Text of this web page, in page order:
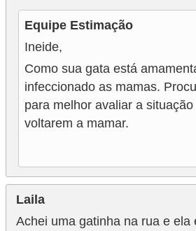
Equipe Estimação
Ineide,
Como sua gata está
infeccionado as mamas.
para melhor avaliar a
voltarem a mamar.
Laila
Achei uma gatinha na rua e ela